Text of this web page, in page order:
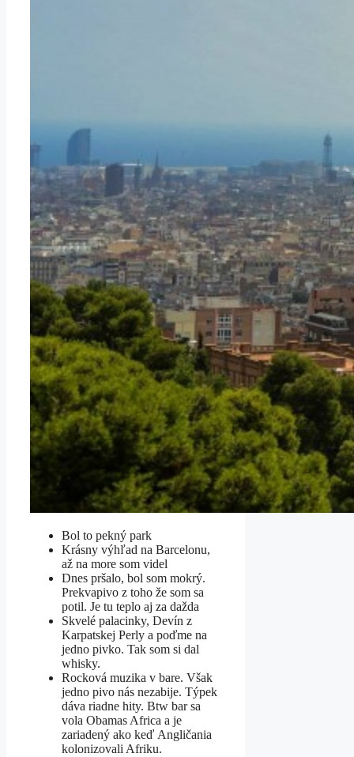
Bol to pekný park
Krásny výhľad na Barcelonu,
až na more som videl
Dnes pršalo, bol som mokrý.
Prekvapivo z toho že som sa
potil. Je tu teplo aj za dažda
Skvelé palacinky, Devín z
Karpatskej Perly a poďme na
jedno pivko. Tak som si dal
whisky.
Rocková muzika v bare. Však
jedno pivo nás nezabije. Týpek
dáva riadne hity. Btw bar sa
vola Obamas Africa a je
zariadený ako keď Angličania
kolonizovali Afriku.